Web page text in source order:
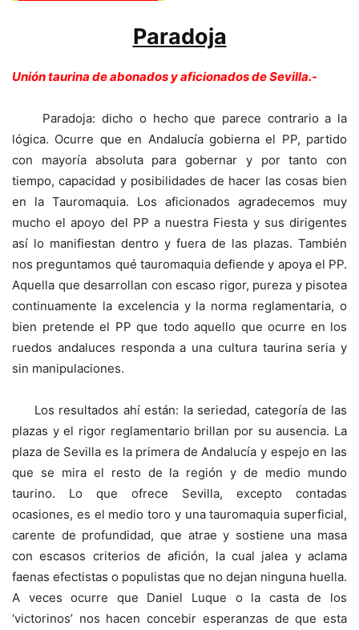
Paradoja
Unión taurina de abonados y aficionados de Sevilla.-
Paradoja: dicho o hecho que parece contrario a la
lógica. Ocurre que en Andalucía gobierna el PP, partido
con mayoría absoluta para gobernar y por tanto con
tiempo, capacidad y posibilidades de hacer las cosas bien
en la Tauromaquia. Los aficionados agradecemos muy
mucho el apoyo del PP a nuestra Fiesta y sus dirigentes
así lo manifiestan dentro y fuera de las plazas. También
nos preguntamos qué tauromaquia defiende y apoya el PP.
Aquella que desarrollan con escaso rigor, pureza y pisotea
continuamente la excelencia y la norma reglamentaria, o
bien pretende el PP que todo aquello que ocurre en los
ruedos andaluces responda a una cultura taurina seria y
sin manipulaciones.
Los resultados ahí están: la seriedad, categoría de las
plazas y el rigor reglamentario brillan por su ausencia. La
plaza de Sevilla es la primera de Andalucía y espejo en las
que se mira el resto de la región y de medio mundo
taurino. Lo que ofrece Sevilla, excepto contadas
ocasiones, es el medio toro y una tauromaquia superficial,
carente de profundidad, que atrae y sostiene una masa
con escasos criterios de afición, la cual jalea y aclama
faenas efectistas o populistas que no dejan ninguna huella.
A veces ocurre que Daniel Luque o la casta de los
‘victorinos’ nos hacen concebir esperanzas de que esta